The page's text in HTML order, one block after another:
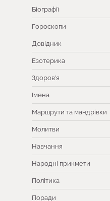
Біографії
Гороскопи
Довідник
Езотерика
Здоров’я
Імена
Маршрути та мандрівки
Молитви
Навчання
Народні прикмети
Політика
Поради